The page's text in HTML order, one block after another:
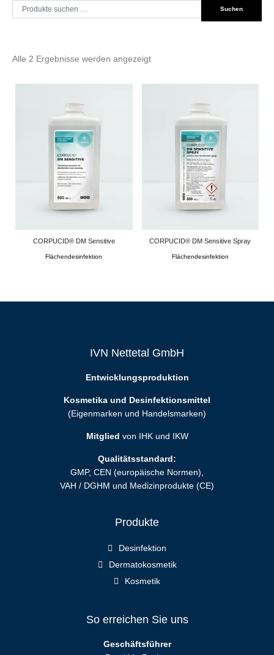
Alle 2 Ergebnisse werden angezeigt
CORPUCID® DM Sensitive
Flächendesinfektion
CORPUCID® DM Sensitive Spray
Flächendesinfektion
Suche
nach:
Suchen
IVN Nettetal GmbH
Entwicklungsproduktion
Kosmetika und Desinfektionsmittel
(Eigenmarken und Handelsmarken)
Mitglied von IHK und IKW
Qualitätsstandard:
GMP, CEN (europäische Normen),
VAH / DGHM und Medizinprodukte (CE)
Produkte
Desinfektion
Dermatokosmetik
Kosmetik
So erreichen Sie uns
Geschäftsführer